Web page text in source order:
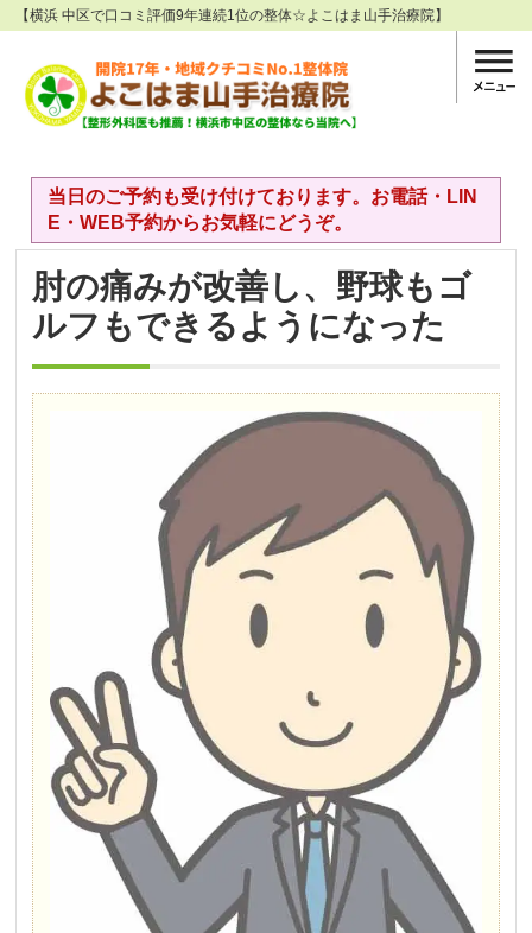
【横浜 中区で口コミ評価9年連続1位の整体☆よこはま山手治療院】
当日のご予約も受け付けております。お電話・LIN
E・WEB予約からお気軽にどうぞ。
肘の痛みが改善し、野球もゴ
ルフもできるようになった